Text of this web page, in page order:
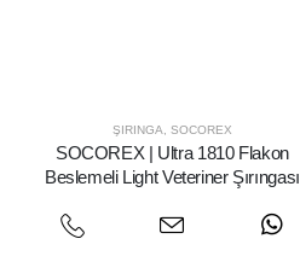
ŞIRINGA, SOCOREX
SOCOREX | Ultra 1810 Flakon
Beslemeli Light Veteriner Şırıngası